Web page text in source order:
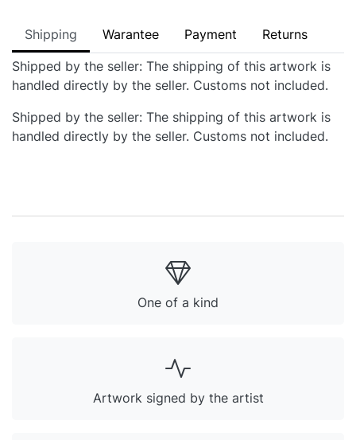
Shipping Warantee Payment
Returns
Shipped by the seller: The shipping of this artwork is
handled directly by the seller. Customs not included.
Shipped by the seller: The shipping of this artwork is
handled directly by the seller. Customs not included.
One of a kind
Artwork signed by the artist